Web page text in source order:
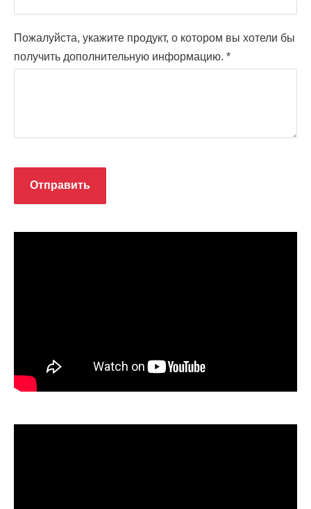
Пожалуйста, укажите продукт, о котором вы хотели бы
получить дополнительную информацию. *